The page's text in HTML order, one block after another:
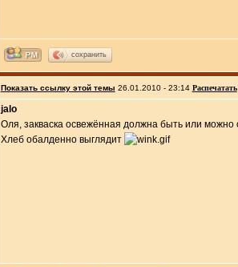
сохранить
Показать ссылку этой темы 26.01.2010 - 23:14 Распечатать
jalo
Оля, закваска освежённая должна быть или можно
Хлеб обалденно выглядит